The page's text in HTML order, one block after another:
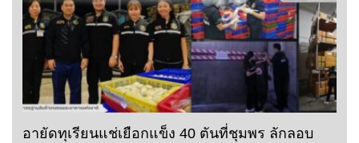
อายัดทุเรียนแช่เยือกแข็ง 40 ตันที่ชุมพร ลักลอบ